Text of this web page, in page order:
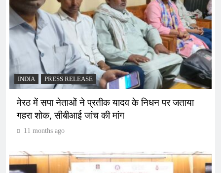
INDIA PRESS RELEASE
मेरठ में सपा नेताओं ने प्रतीक यादव के निधन पर जताया
गहरा शोक, सीबीआई जांच की मांग
11 months ago